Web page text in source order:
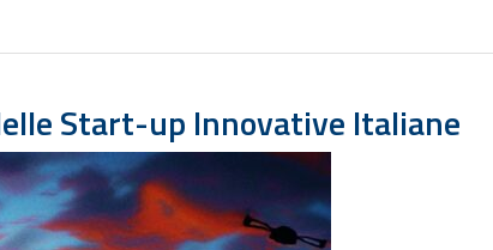
Start-up Innovative Italiane